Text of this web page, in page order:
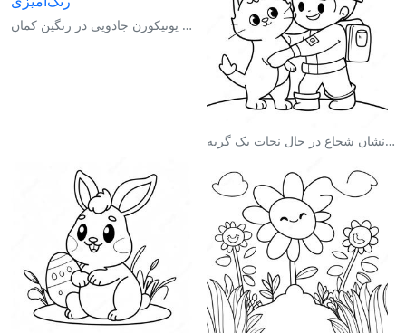
صفحه رنگ آمیزی یونیکورن جادویی در رنگین کمان
صفحه رنگ آمیزی آتش‌نشان شجاع در حال نجات یک گربه